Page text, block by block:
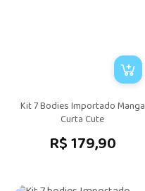
Kit 7 Bodies Importado Manga
Curta Cute
R$ 179,90